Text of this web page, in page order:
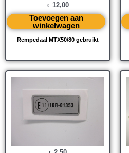
Rempedaal MTX50/80 gebruikt
€ 12,00
Toevoegen aan
winkelwagen